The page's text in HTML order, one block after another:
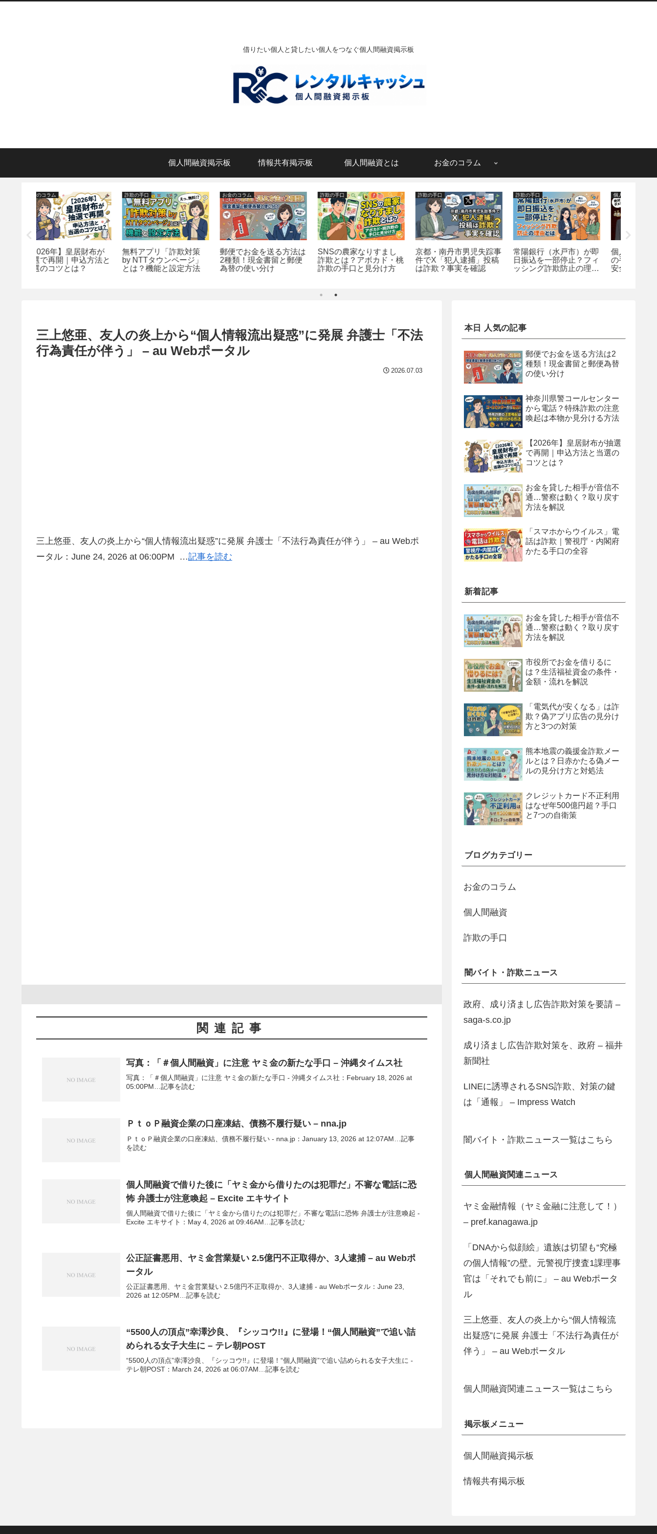
借りたい個人と貸したい個人をつなぐ個人間融資掲示板
個人間融資掲示板 情報共有掲示板 個人間融資とは お金のコラム
詐欺の手口
無料アプリ「詐欺対策
by NTTタウンページ」
とは？機能と設定方法
お金のコラム
郵便でお金を送る方法は
2種類！現金書留と郵便
為替の使い分け
詐欺の手口
SNSの農家なりすまし
詐欺とは？アボカド・桃
詐欺の手口と見分け方
詐欺の手口
京都・南丹市男児失踪事
件でX「犯人逮捕」投稿
は詐欺？事実を確認
詐欺の手口
常陽銀行（水戸市）が即
日振込を一部停止？フィ
ッシング詐欺防止の理由
個人間融資
個人間融資を装うヤミ金
の手口とは？見分け方と
安全な対処法を解説
三上悠亜、友人の炎上から“個人情報流出疑惑”に発展 弁護士「不法
行為責任が伴う」 – au Webポータル
2026.07.03
三上悠亜、友人の炎上から“個人情報流出疑惑”に発展 弁護士「不法行為責任が伴う」 – au Webポ
ータル：June 24, 2026 at 06:00PM …記事を読む
関連記事
写真：「＃個人間融資」に注意 ヤミ金の新たな手口 – 沖縄タイムス社
写真：「＃個人間融資」に注意 ヤミ金の新たな手口 - 沖縄タイムス社：February 18, 2026 at
05:00PM…記事を読む
ＰｔｏＰ融資企業の口座凍結、債務不履行疑い – nna.jp
ＰｔｏＰ融資企業の口座凍結、債務不履行疑い - nna.jp：January 13, 2026 at 12:07AM…記事
を読む
個人間融資で借りた後に「ヤミ金から借りたのは犯罪だ」不審な電話に恐
怖 弁護士が注意喚起 – Excite エキサイト
個人間融資で借りた後に「ヤミ金から借りたのは犯罪だ」不審な電話に恐怖 弁護士が注意喚起 -
Excite エキサイト：May 4, 2026 at 09:46AM…記事を読む
公正証書悪用、ヤミ金営業疑い 2.5億円不正取得か、3人逮捕 – au Webポ
ータル
公正証書悪用、ヤミ金営業疑い 2.5億円不正取得か、3人逮捕 - au Webポータル：June 23,
2026 at 12:05PM…記事を読む
“5500人の頂点”幸澤沙良、『シッコウ!!』に登場！“個人間融資”で追い詰
められる女子大生に – テレ朝POST
“5500人の頂点”幸澤沙良、『シッコウ!!』に登場！“個人間融資”で追い詰められる女子大生に -
テレ朝POST：March 24, 2026 at 06:07AM…記事を読む
本日 人気の記事
郵便でお金を送る方法は2
種類！現金書留と郵便為替
の使い分け
神奈川県警コールセンター
から電話？特殊詐欺の注意
喚起は本物か見分ける方法
【2026年】皇居財布が抽選
で再開｜申込方法と当選の
コツとは？
お金を貸した相手が音信不
通…警察は動く？取り戻す
方法を解説
「スマホからウイルス」電
話は詐欺｜警視庁・内閣府
かたる手口の全容
新着記事
お金を貸した相手が音信不
通…警察は動く？取り戻す
方法を解説
市役所でお金を借りるに
は？生活福祉資金の条件・
金額・流れを解説
「電気代が安くなる」は詐
欺？偽アプリ広告の見分け
方と3つの対策
熊本地震の義援金詐欺メー
ルとは？日赤かたる偽メー
ルの見分け方と対処法
クレジットカード不正利用
はなぜ年500億円超？手口
と7つの自衛策
ブログカテゴリー
お金のコラム
個人間融資
詐欺の手口
闇バイト・詐欺ニュース
政府、成り済まし広告詐欺対策を要請 –
saga-s.co.jp
成り済まし広告詐欺対策を、政府 – 福井
新聞社
LINEに誘導されるSNS詐欺、対策の鍵
は「通報」 – Impress Watch
闇バイト・詐欺ニュース一覧はこちら
個人間融資関連ニュース
ヤミ金融情報（ヤミ金融に注意して！）
– pref.kanagawa.jp
「DNAから似顔絵」遺族は切望も“究極
の個人情報”の壁。元警視庁捜査1課理事
官は「それでも前に」 – au Webポータ
ル
三上悠亜、友人の炎上から“個人情報流
出疑惑”に発展 弁護士「不法行為責任が
伴う」 – au Webポータル
個人間融資関連ニュース一覧はこちら
掲示板メニュー
個人間融資掲示板
情報共有掲示板